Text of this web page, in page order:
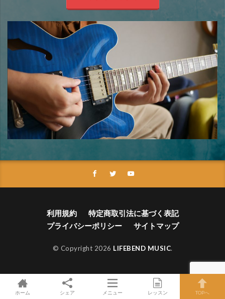
利用規約
特定商取引法に基づく表記
プライバシーポリシー
サイトマップ
© Copyright 2026 LIFEBEND MUSIC.
ホーム シェア メニュー レッスン TOPへ